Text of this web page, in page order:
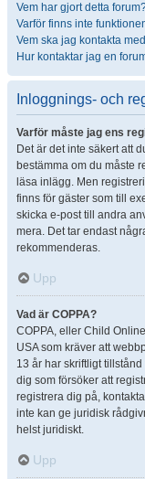
Vem har gjort detta
Varför finns inte
Vem ska jag kontakta
Hur kontaktar jag en
Inloggnings- och
Varför måste jag ens
Det är det inte säkert att
bestämma om du måste
läsa inlägg. Men
finns för gäster som till
skicka e-post till andra
mera. Det tar endast
rekommenderas.
Upp
Vad är COPPA?
COPPA, eller Child
USA som kräver att
13 år har skriftligt
dig som försöker att
registrera dig på,
inte kan ge juridisk
helst juridiskt.
Upp